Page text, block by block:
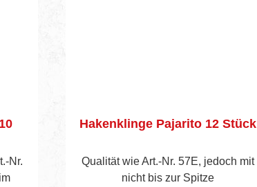
Nr.
Hakenklinge Pajarito 12 Stück
Qualität wie Art.-Nr. 57E, jedoch mit
nicht bis zur Spitze